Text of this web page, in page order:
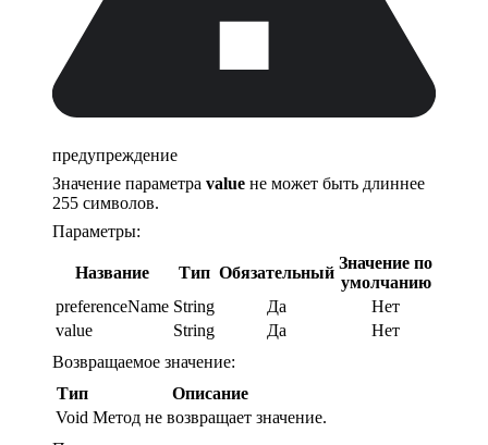
предупреждение
Значение параметра value не может быть длиннее
255 символов.
Параметры:
Название Тип Обязательный
Значение по
умолчанию
preferenceName String Да
Нет
value
String Да
Нет
Возвращаемое значение:
Тип
Описание
Void Метод не возвращает значение.